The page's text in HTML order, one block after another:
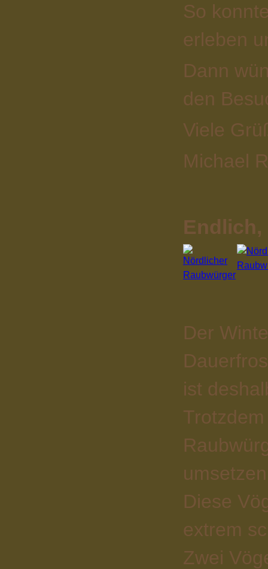
So
erleben
Dann
den
Viele
Michael
Endlich,
Der
ist
Diese
extrem
Zwei